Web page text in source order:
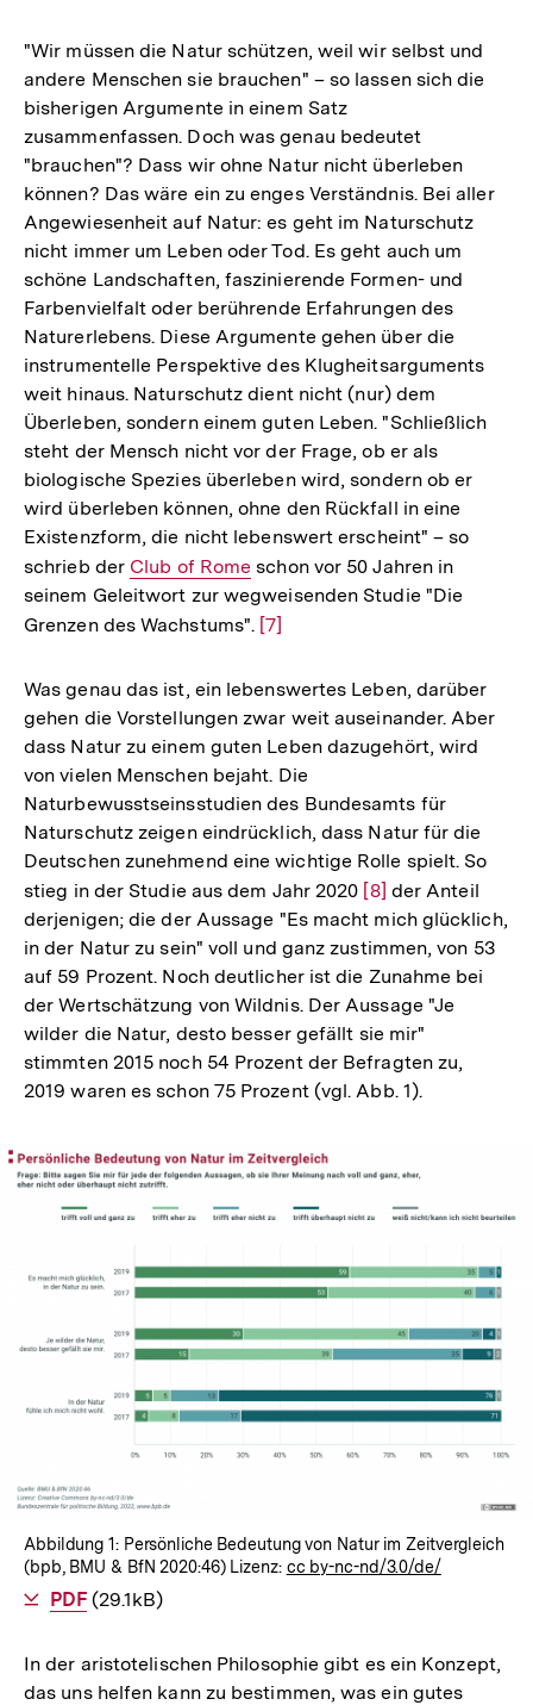
"Wir müssen die Natur schützen, weil wir selbst und
andere Menschen sie brauchen" – so lassen sich die
bisherigen Argumente in einem Satz
zusammenfassen. Doch was genau bedeutet
"brauchen"? Dass wir ohne Natur nicht überleben
können? Das wäre ein zu enges Verständnis. Bei aller
Angewiesenheit auf Natur: es geht im Naturschutz
nicht immer um Leben oder Tod. Es geht auch um
schöne Landschaften, faszinierende Formen- und
Farbenvielfalt oder berührende Erfahrungen des
Naturerlebens. Diese Argumente gehen über die
instrumentelle Perspektive des Klugheitsarguments
weit hinaus. Naturschutz dient nicht (nur) dem
Überleben, sondern einem guten Leben. "Schließlich
steht der Mensch nicht vor der Frage, ob er als
biologische Spezies überleben wird, sondern ob er
wird überleben können, ohne den Rückfall in eine
Existenzform, die nicht lebenswert erscheint" – so
schrieb der Interner
Link:
Club of Rome schon vor 50 Jahren in
seinem Geleitwort zur wegweisenden Studie "Die
Grenzen des Wachstums". Zur
der
Fußnote
[7]
Was genau das ist, ein lebenswertes Leben, darüber
gehen die Vorstellungen zwar weit auseinander. Aber
dass Natur zu einem guten Leben dazugehört, wird
von vielen Menschen bejaht. Die
Naturbewusstseinsstudien des Bundesamts für
Naturschutz zeigen eindrücklich, dass Natur für die
Deutschen zunehmend eine wichtige Rolle spielt. So
stieg in der Studie aus dem Jahr 2020 Zur
Auflösung
der
Fußnote
[8] der Anteil
derjenigen; die der Aussage "Es macht mich glücklich,
in der Natur zu sein" voll und ganz zustimmen, von 53
auf 59 Prozent. Noch deutlicher ist die Zunahme bei
der Wertschätzung von Wildnis. Der Aussage "Je
wilder die Natur, desto besser gefällt sie mir"
stimmten 2015 noch 54 Prozent der Befragten zu,
2019 waren es schon 75 Prozent (vgl. Abb. 1).
In
Lightbox
Abbildung 1: Persönliche Bedeutung von Natur im Zeitvergleich
(bpb, BMU & BfN 2020:46) Lizenz: cc by-nc-nd/3.0/de/
Als
PDFherunterladen
(29.1kB)
In der aristotelischen Philosophie gibt es ein Konzept,
das uns helfen kann zu bestimmen, was ein gutes